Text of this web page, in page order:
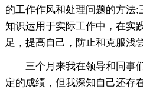
的工作作风和处理问题的方法
知识运用于实际工作中，在实
足，提高自己，防止和克服浅
三个月来我在领导和同事
定的成绩，但我深知自己还存